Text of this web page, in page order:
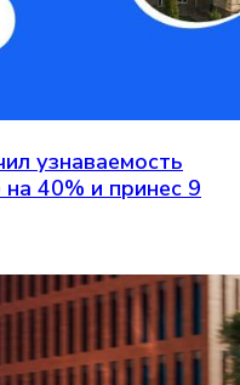
узнаваемость
40% и принес 9